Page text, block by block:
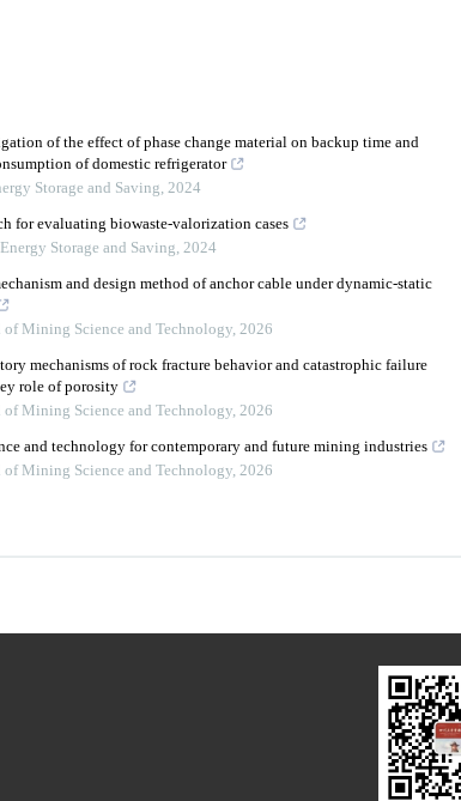
of the effect of phase change material on backup time and
of domestic refrigerator
Storage and Saving, 2024
for evaluating biowaste-valorization cases
Energy Storage and Saving, 2024
and design method of anchor cable under dynamic-static
Mining Science and Technology, 2026
mechanisms of rock fracture behavior and catastrophic failure
role of porosity
Mining Science and Technology, 2026
and technology for contemporary and future mining industries
Mining Science and Technology, 2026